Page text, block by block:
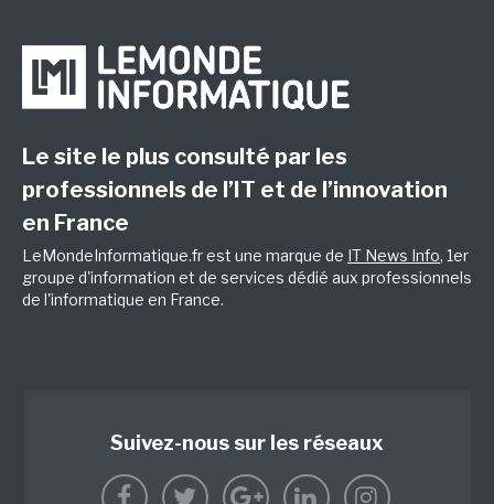
Le site le plus consulté par les
professionnels de l’IT et de l’innovation
en France
LeMondeInformatique.fr est une marque de IT News Info, 1er
groupe d'information et de services dédié aux professionnels
de l'informatique en France.
Suivez-nous sur les réseaux